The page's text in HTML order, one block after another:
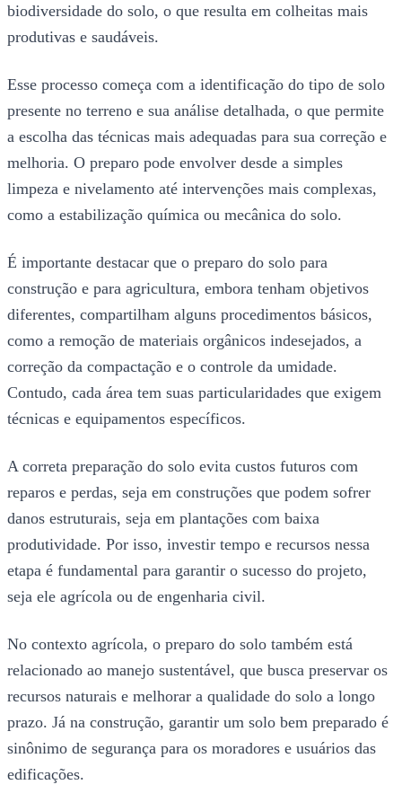
biodiversidade do solo, o que resulta em colheitas mais
produtivas e saudáveis.
Esse processo começa com a identificação do tipo de solo
presente no terreno e sua análise detalhada, o que permite
a escolha das técnicas mais adequadas para sua correção e
melhoria. O preparo pode envolver desde a simples
limpeza e nivelamento até intervenções mais complexas,
como a estabilização química ou mecânica do solo.
É importante destacar que o preparo do solo para
construção e para agricultura, embora tenham objetivos
diferentes, compartilham alguns procedimentos básicos,
como a remoção de materiais orgânicos indesejados, a
correção da compactação e o controle da umidade.
Contudo, cada área tem suas particularidades que exigem
técnicas e equipamentos específicos.
A correta preparação do solo evita custos futuros com
reparos e perdas, seja em construções que podem sofrer
danos estruturais, seja em plantações com baixa
produtividade. Por isso, investir tempo e recursos nessa
etapa é fundamental para garantir o sucesso do projeto,
seja ele agrícola ou de engenharia civil.
No contexto agrícola, o preparo do solo também está
relacionado ao manejo sustentável, que busca preservar os
recursos naturais e melhorar a qualidade do solo a longo
prazo. Já na construção, garantir um solo bem preparado é
sinônimo de segurança para os moradores e usuários das
edificações.